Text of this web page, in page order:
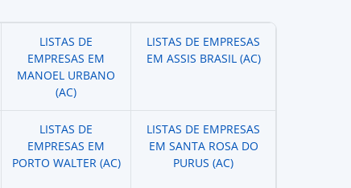
LISTAS DE
EMPRESAS EM
MANOEL URBANO
(AC)
LISTAS DE EMPRESAS
EM ASSIS BRASIL (AC)
LISTAS DE
EMPRESAS EM
PORTO WALTER (AC)
LISTAS DE EMPRESAS
EM SANTA ROSA DO
PURUS (AC)